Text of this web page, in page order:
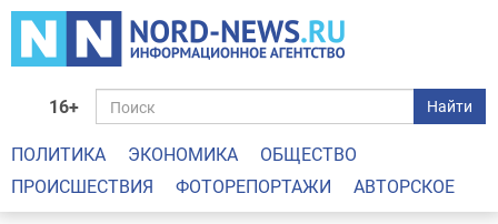
16+ Найти
ПОЛИТИКА ЭКОНОМИКА
ОБЩЕСТВО
ПРОИСШЕСТВИЯ
ФОТОРЕПОРТАЖИ АВТОРСКОЕ